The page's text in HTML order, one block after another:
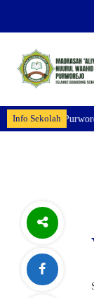
Info SekolahJawa